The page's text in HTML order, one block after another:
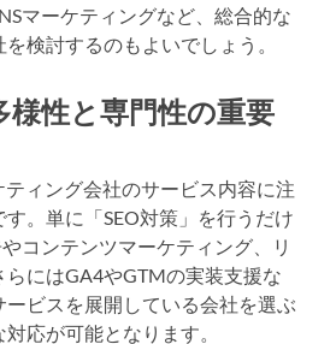
マーケティングなど、総合的な
検討するのもよいでしょう。
様性と専門性の重要
ィング会社のサービス内容に注
。単に「SEO対策」を行うだけ
コンテンツマーケティング、リ
らにはGA4やGTMの実装支援な
ービスを展開している会社を選ぶ
応が可能となります。